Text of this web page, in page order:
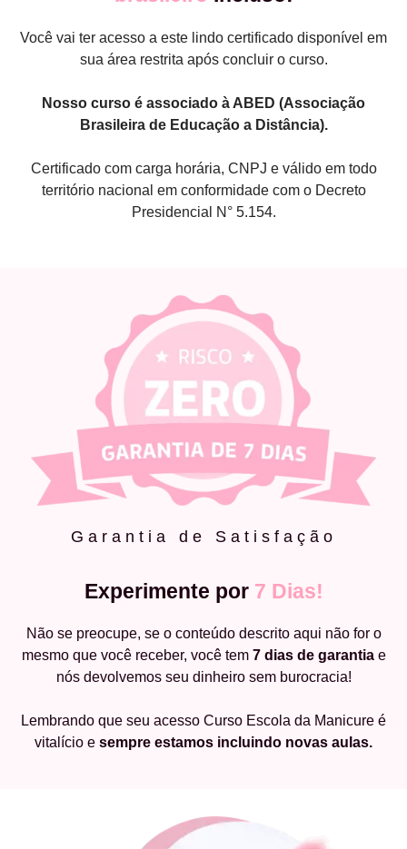
Você vai ter acesso a este lindo certificado disponível em
sua área restrita após concluir o curso.
Nosso curso é associado à ABED (Associação
Brasileira de Educação a Distância).
Certificado com carga horária, CNPJ e válido em todo
território nacional em conformidade com o Decreto
Presidencial N° 5.154.
Garantia de Satisfação
Experimente por 7 Dias!
Não se preocupe, se o conteúdo descrito aqui não for o
mesmo que você receber, você tem 7 dias de garantiae
nós devolvemos seu dinheiro sem burocracia!
Lembrando que seu acesso Curso Escola da Manicure é
vitalício e sempre estamos incluindo novas aulas.